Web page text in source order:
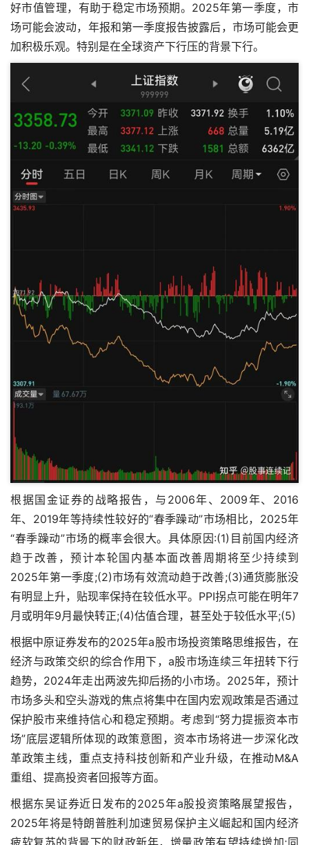
好市值管理，有助于稳定市场预期。2025年第一季度，市
场可能会波动，年报和第一季度报告披露后，市场可能会更
加积极乐观。特别是在全球资产下行压的背景下行。
根据国金证券的战略报告，与2006年、2009年、2016
年、2019年等持续性较好的“春季躁动”市场相比，2025年
“春季躁动”市场的概率会很大。具体原因:(1)目前国内经济
趋于改善，预计本轮国内基本面改善周期将至少持续到
2025年第一季度;(2)市场有效流动趋于改善;(3)通货膨胀没
有明显上升，贴现率保持在较低水平。PPI拐点可能在明年7
月或明年9月最快转正;(4)估值合理，甚至处于较低水平;(5)
根据中原证券发布的2025年a股市场投资策略思维报告，在
经济与政策交织的综合作用下，a股市场连续三年扭转下行
趋势，2024年走出两波先抑后扬的小市场。2025年，预计
市场多头和空头游戏的焦点将集中在国内宏观政策是否通过
保护股市来维持信心和稳定预期。考虑到“努力提振资本市
场”底层逻辑所体现的政策意图，资本市场将进一步深化改
革政策主线，重点支持科技创新和产业升级，在推动M&A
重组、提高投资者回报等方面。
根据东吴证券近日发布的2025年a股投资策略展望报告，
2025年将是特朗普胜利加速贸易保护主义崛起和国内经济
疲软复苏的背景下的财政新年，增量政策有望持续增加;同